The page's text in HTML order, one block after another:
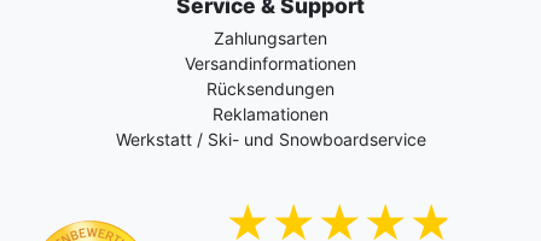
Service & Support
Zahlungsarten
Versandinformationen
Rücksendungen
Reklamationen
Werkstatt / Ski- und Snowboardservice